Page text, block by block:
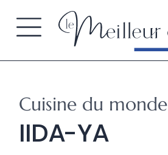
Cuisine du monde
IIDA-YA